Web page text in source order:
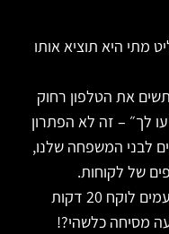
מתי היא תוציא אותו
את הטלפון רחוק
לך״ – זה לא הפתרון
לבני המשפחה שלנו,
של לקוחות.
אתם יודעים שמחקרים מראים שלפעמים לוקח 20 דקות
מסיחה כלשהי?!